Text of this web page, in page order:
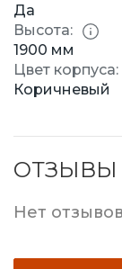
Да
Высота:
1900 мм
Цвет корпуса:
Коричневый
ОТЗЫВЫ
Нет